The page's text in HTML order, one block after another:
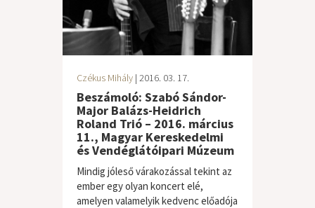
Czékus Mihály | 2016. 03. 17.
Beszámoló: Szabó Sándor-
Major Balázs-Heidrich
Roland Trió – 2016. március
11., Magyar Kereskedelmi
és Vendéglátóipari Múzeum
Mindig jóleső várakozással tekint az
ember egy olyan koncert elé,
amelyen valamelyik kedvenc előadója